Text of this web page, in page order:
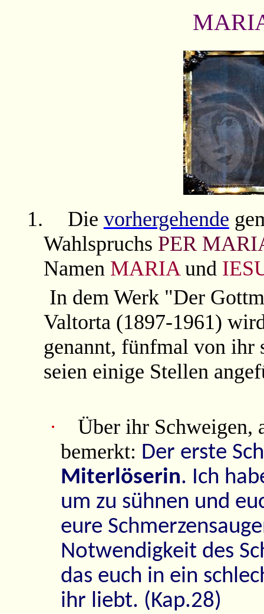
1. Die vorhergehende
Wahlspruchs PER
Namen MARIAund
In dem Werk "Der
Valtorta (1897-1961)
genannt, fünfmal von ihr
seien einige Stellen
·
Über ihr Schweigen,
bemerkt: Der erste
Miterlöserin. Ich
um zu sühnen und
eure
Notwendigkeit des
das euch in ein
ihr liebt. (Kap.28)